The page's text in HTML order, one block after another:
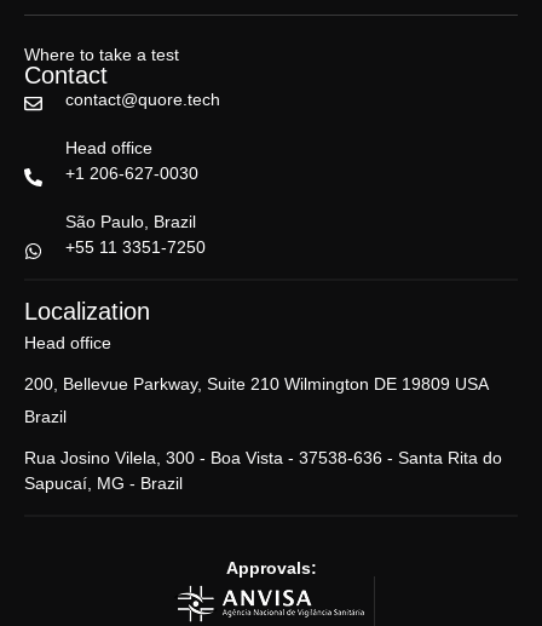
Where to take a test
Contact
contact@quore.tech
Head office
+1 206-627-0030
São Paulo, Brazil
+55 11 3351-7250
Localization
Head office
200, Bellevue Parkway, Suite 210 Wilmington DE 19809 USA
Brazil
Rua Josino Vilela, 300 - Boa Vista - ​37538-636 - ​Santa Rita do
Sapucaí, MG - Brazil
Approvals: